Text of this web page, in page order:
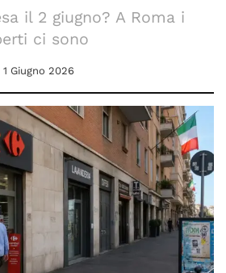
il 2 giugno? A Roma i
ci sono
1 Giugno 2026